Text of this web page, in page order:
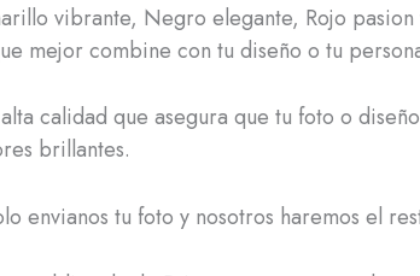
vibrante, Negro elegante, Rojo pasion
mejor combine con tu diseño o tu
calidad que asegura que tu foto o diseño
brillantes.
envianos tu foto y nosotros haremos el